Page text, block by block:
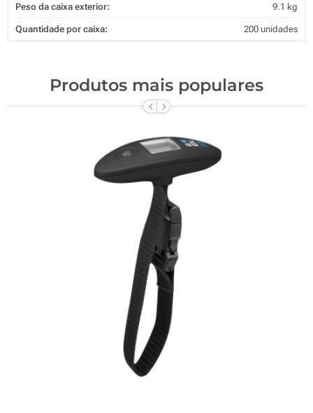
Peso da caixa exterior: 9.1 kg
Quantidade por caixa: 200 unidades
Produtos mais populares